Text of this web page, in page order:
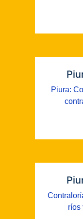
Piura:
ríos